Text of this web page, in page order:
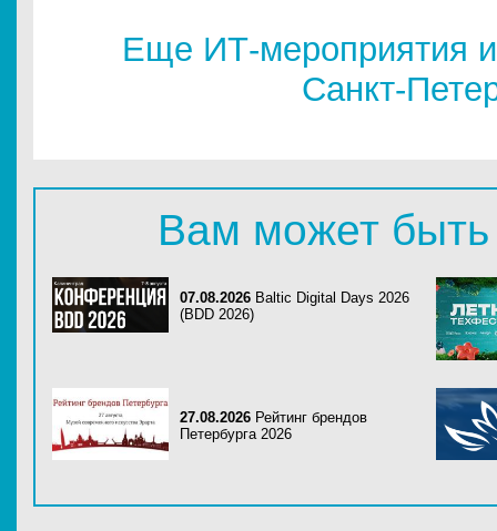
Еще ИТ-мероприятия
Санкт-
Вам может быть
07.08.2026 Baltic Digital Days 2026
(BDD 2026)
27.08.2026 Рейтинг брендов
Петербурга 2026